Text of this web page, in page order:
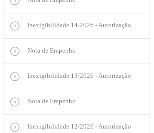
Inexigibilidade 14/2026 - Autorização
Nota de Empenho
Inexigibilidade 13/2026 - Autorização
Nota de Empenho
Inexigibilidade 12/2026 - Autorização